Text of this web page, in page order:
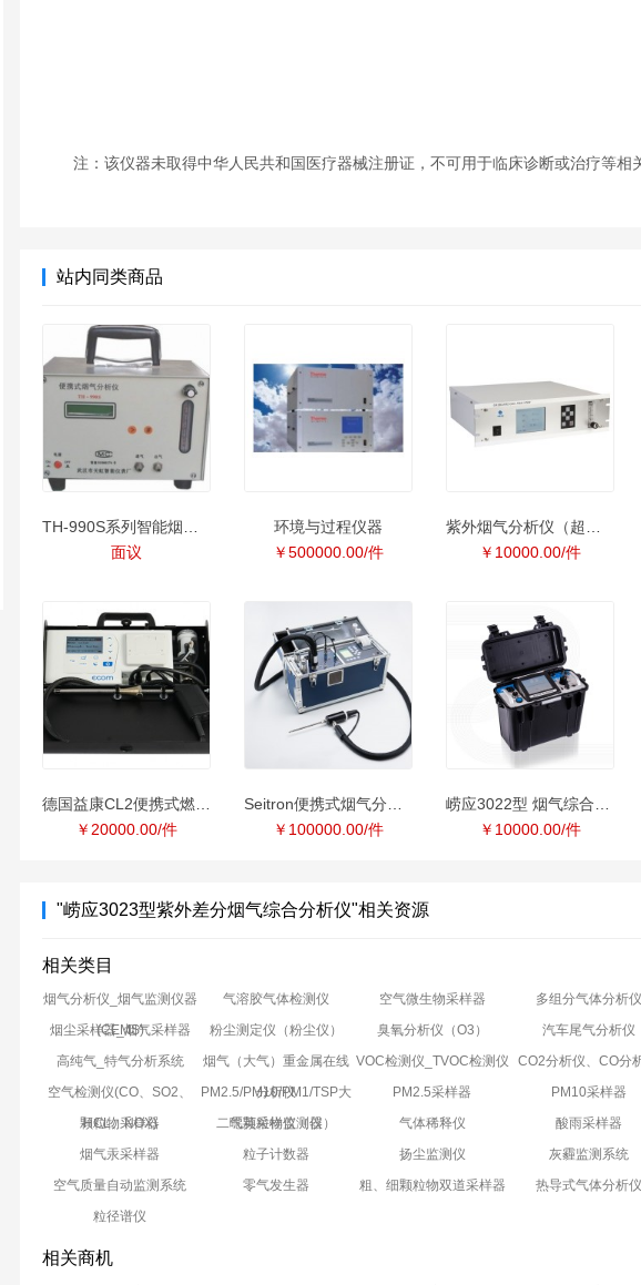
注：该仪器未取得中华人民共和国医疗器械注册证，不可用于临床诊断或治疗等相
站内同类商品
面议
环境与过程仪器
￥500000.00/件
￥10000.00/件
￥20000.00/件
￥100000.00/件
￥10000.00/件
"崂应3023型紫外差分烟气综合分析仪"相关资源
相关类目
烟气分析仪_烟气监测仪器
(CEMS)
气溶胶气体检测仪 空气微生物采样器 多组分气体分析仪
烟尘采样器_烟气采样器
粉尘测定仪（粉尘仪） 臭氧分析仪（O3） 汽车尾气分析仪
高纯气_特气分析系统
烟气（大气）重金属在线
分析仪
VOC检测仪_TVOC检测仪 CO2分析仪、CO分
空气检测仪(CO、SO2、
HCL、NOX)
PM2.5/PM10/PM1/TSP大
气颗粒物监测仪
PM2.5采样器 PM10采样器
颗粒物采样器
二噁英采样仪（器） 气体稀释仪 酸雨采样器
烟气汞采样器
粒子计数器 扬尘监测仪 灰霾监测系统
空气质量自动监测系统
零气发生器 粗、细颗粒物双道采样器 热导式气体分析仪
粒径谱仪
相关商机